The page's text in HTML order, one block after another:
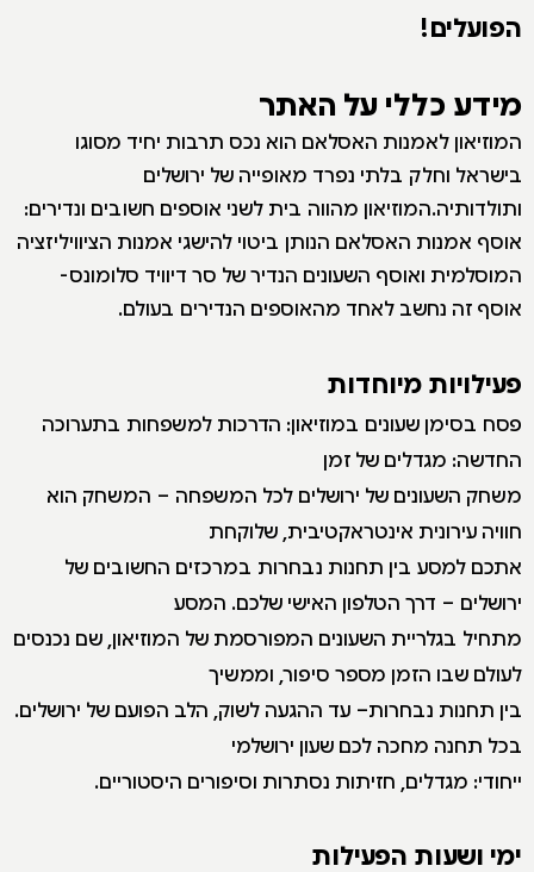
הפועלים!
מידע כללי על האתר
המוזיאון לאמנות האסלאם הוא נכס תרבות יחיד מסוגו
בישראל וחלק בלתי נפרד מאופייה של ירושלים
ותולדותיה.המוזיאון מהווה בית לשני אוספים חשובים ונדירים:
אוסף אמנות האסלאם הנותן ביטוי להישגי אמנות הציוויליזציה
המוסלמית ואוסף השעונים הנדיר של סר דיוויד סלומונס-
אוסף זה נחשב לאחד מהאוספים הנדירים בעולם.
פעילויות מיוחדות
פסח בסימן שעונים במוזיאון: הדרכות למשפחות בתערוכה
החדשה: מגדלים של זמן
משחק השעונים של ירושלים לכל המשפחה – המשחק הוא
חוויה עירונית אינטראקטיבית, שלוקחת
אתכם למסע בין תחנות נבחרות במרכזים החשובים של
ירושלים – דרך הטלפון האישי שלכם. המסע
מתחיל בגלריית השעונים המפורסמת של המוזיאון, שם נכנסים
לעולם שבו הזמן מספר סיפור, וממשיך
בין תחנות נבחרות– עד ההגעה לשוק, הלב הפועם של ירושלים.
בכל תחנה מחכה לכם שעון ירושלמי
ייחודי: מגדלים, חזיתות נסתרות וסיפורים היסטוריים.
ימי ושעות הפעילות